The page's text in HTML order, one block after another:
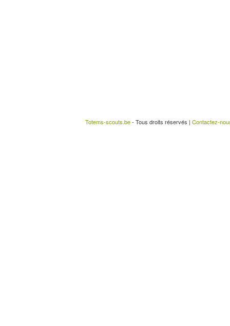
Totems-scouts.be- Tous droits réservés | Contactez-